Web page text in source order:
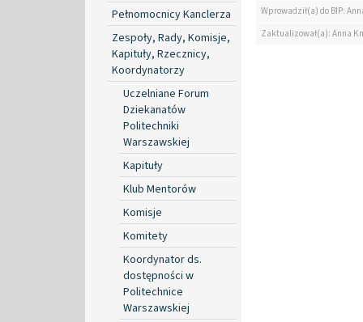
Pełnomocnicy Kanclerza
Zespoły, Rady, Komisje,
Kapituły, Rzecznicy,
Koordynatorzy
Uczelniane Forum
Dziekanatów
Politechniki
Warszawskiej
Kapituły
Klub Mentorów
Komisje
Komitety
Koordynator ds.
dostępności w
Politechnice
Warszawskiej
Wprowadził(a) do BIP:
Zaktualizował(a): Anna